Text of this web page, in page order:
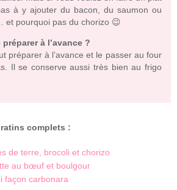
à y ajouter du bacon, du saumon ou
et pourquoi pas du chorizo 😉
à l’avance ?
préparer à l’avance et le passer au four
Il se conserve aussi très bien au frigo
complets :
de terre, brocoli et chorizo
au bœuf et boulgour
façon carbonara